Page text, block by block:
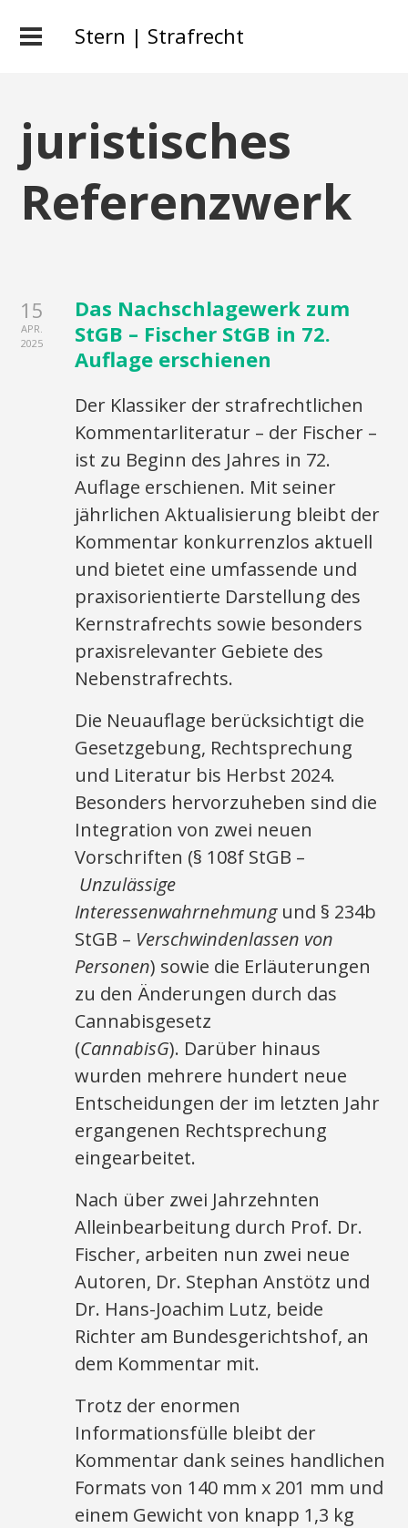
Stern | Strafrecht
juristisches
Referenzwerk
15
APR.
2025
Das Nachschlagewerk zum
StGB – Fischer StGB in 72.
Auflage erschienen
Der Klassiker der strafrechtlichen
Kommentarliteratur – der Fischer –
ist zu Beginn des Jahres in 72.
Auflage erschienen. Mit seiner
jährlichen Aktualisierung bleibt der
Kommentar konkurrenzlos aktuell
und bietet eine umfassende und
praxisorientierte Darstellung des
Kernstrafrechts sowie besonders
praxisrelevanter Gebiete des
Nebenstrafrechts.
Die Neuauflage berücksichtigt die
Gesetzgebung, Rechtsprechung
und Literatur bis Herbst 2024.
Besonders hervorzuheben sind die
Integration von zwei neuen
Vorschriften (§ 108f StGB –
Unzulässige
Interessenwahrnehmungund § 234b
StGB – Verschwindenlassen von
Personen) sowie die Erläuterungen
zu den Änderungen durch das
Cannabisgesetz
(CannabisG). Darüber hinaus
wurden mehrere hundert neue
Entscheidungen der im letzten Jahr
ergangenen Rechtsprechung
eingearbeitet.
Nach über zwei Jahrzehnten
Alleinbearbeitung durch Prof. Dr.
Fischer, arbeiten nun zwei neue
Autoren, Dr. Stephan Anstötz und
Dr. Hans-Joachim Lutz, beide
Richter am Bundesgerichtshof, an
dem Kommentar mit.
Trotz der enormen
Informationsfülle bleibt der
Kommentar dank seines handlichen
Formats von 140 mm x 201 mm und
einem Gewicht von knapp 1,3 kg